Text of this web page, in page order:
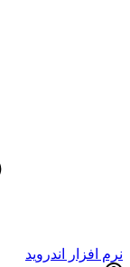
نرم افزار اندروید